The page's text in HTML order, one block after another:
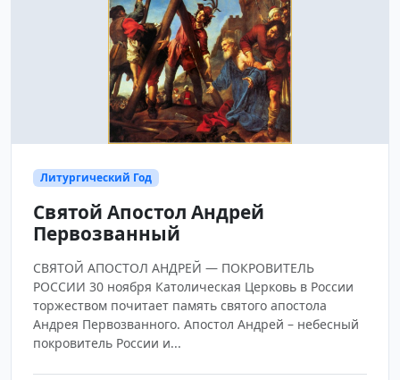
Литургический Год
Святой Апостол Андрей
Первозванный
СВЯТОЙ АПОСТОЛ АНДРЕЙ — ПОКРОВИТЕЛЬ
РОССИИ 30 ноября Католическая Церковь в России
торжеством почитает память святого апостола
Андрея Первозванного. Апостол Андрей – небесный
покровитель России и...